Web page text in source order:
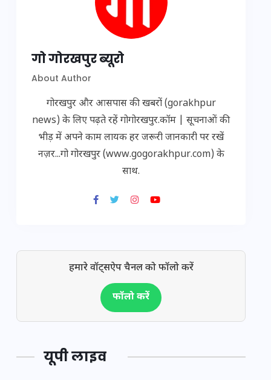
गो गोरखपुर ब्यूरो
About Author
गोरखपुर और आसपास की खबरों (gorakhpur
news) के लिए पढ़ते रहें गोगोरखपुर.कॉम | सूचनाओं की
भीड़ में अपने काम लायक हर जरूरी जानकारी पर रखें
नज़र...गो गोरखपुर (www.gogorakhpur.com) के
साथ.
हमारे वॉट्सऐप चैनल को फॉलो करें
फॉलो करें
यूपी लाइव